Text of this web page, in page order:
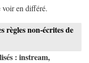
voir en différé.
règles non-écrites de
: instream,